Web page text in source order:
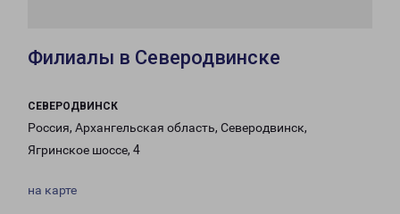
Филиалы в Северодвинске
СЕВЕРОДВИНСК
Россия, Архангельская область, Северодвинск,
Ягринское шоссе, 4
на карте